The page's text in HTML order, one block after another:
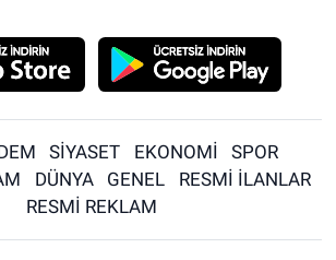
SİYASET EKONOMİ
SPOR
DÜNYA GENEL
RESMİ İLANLAR
RESMİ REKLAM